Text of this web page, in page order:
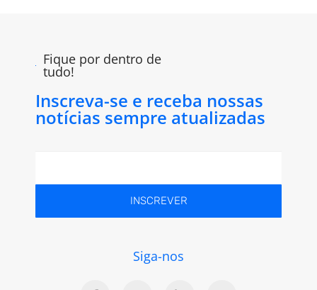
Fique por dentro de
tudo!
Inscreva-se e receba nossas
notícias sempre atualizadas
INSCREVER
Siga-nos